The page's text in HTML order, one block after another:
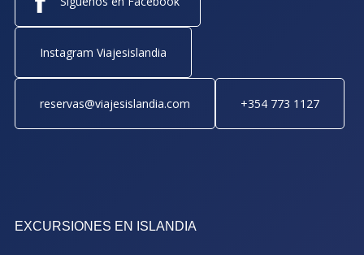
Instagram Viajesislandia
reservas@viajesislandia.com +354 773 1127
EXCURSIONES EN ISLANDIA